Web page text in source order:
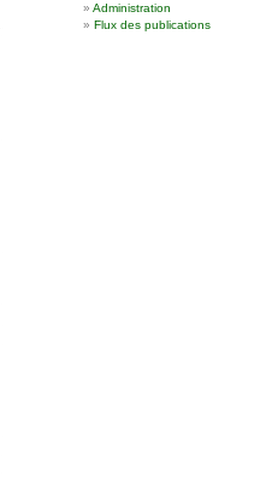
Administration
Flux des publications